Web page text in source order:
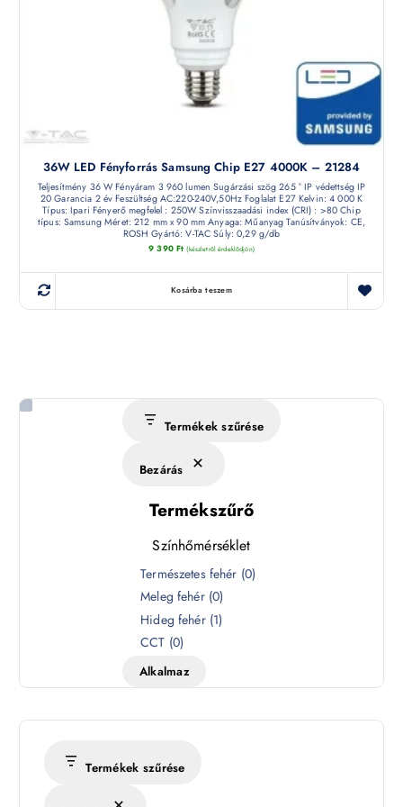
36W LED Fényforrás Samsung Chip E27 4000K – 21284
Teljesítmény 36 W Fényáram 3 960 lumen Sugárzási szög 265 ° IP védettség IP
20 Garancia 2 év Feszültség AC:220-240V,50Hz Foglalat E27 Kelvin: 4 000 K
Típus: Ipari Fényerő megfelel : 250W Színvisszaadási index (CRI) : >80 Chip
típus: Samsung Méret: 212 mm x 90 mm Anyaga: Műanyag Tanúsítványok: CE,
ROSH Gyártó: V-TAC Súly: 0,29 g/db
9 390 Ft (készletről érdeklődjön)
Kosárba teszem
Termékek szűrése
Bezárás
Termékszűrő
Színhőmérséklet
é
s
k
Természetes fehér (0)
Meleg fehér (0)
Hideg fehér (1)
CCT (0)
Alkalmaz
Termékek szűrése